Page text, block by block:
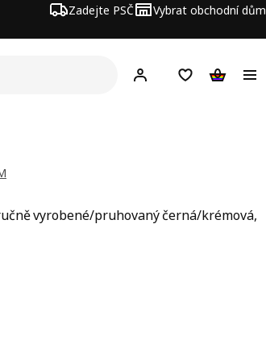
Zadejte PSČ Vybrat obchodní dům
Hej! Přihlášení
NákupníNákupní
vyrobené/pruhovaný černá/krémová,